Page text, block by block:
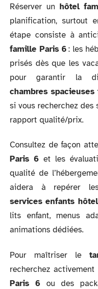
Réserver un hôtel
planification, surtout
étape consiste à
famille Paris 6: les
prisés dès que les
pour garantir la
chambres
si vous recherchez
rapport qualité/prix.
Consultez de façon
Paris 6 et les
qualité de
aidera à repérer
services enfants
lits enfant, menus
animations dédiées.
Pour maîtriser le
recherchez activement
Paris 6 ou des